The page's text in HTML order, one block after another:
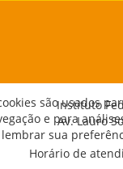
Instituto
Av. Lauro
Horário de
são usados
e para
sua